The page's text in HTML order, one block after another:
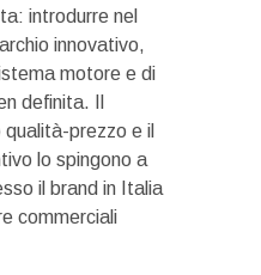
introdurre nel
innovativo,
motore e di
definita. Il
prezzo e il
lo spingono a
il brand in Italia
commerciali